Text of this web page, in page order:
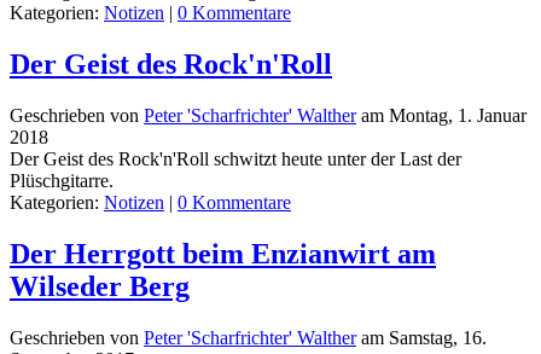
Kategorien: Notizen | 0 Kommentare
Der Geist des Rock'n'Roll
Geschrieben von Peter 'Scharfrichter' Waltheram Montag, 1. Januar
2018
Der Geist des Rock'n'Roll schwitzt heute unter der Last der
Plüschgitarre.
Kategorien: Notizen | 0 Kommentare
Der Herrgott beim Enzianwirt am
Wilseder Berg
Geschrieben von Peter 'Scharfrichter' Waltheram Samstag, 16.